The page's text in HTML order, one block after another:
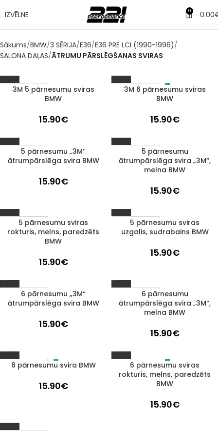
IZVĒLNE 0 0.00
Sākums BMW 3 SĒRIJA E36 E36 PRE LCI (1990-1996)
SALONA DAĻAS ĀTRUMU PĀRSLĒGŠANAS SVIRAS
1–3 D. D.
3M 5 pārnesumu sviras
BMW
15.90€
IZPĀRDOTS
3M 6 pārnesumu sviras
BMW
15.90€
1–3 D. D.
5 pārnesumu „3M“
ātrumpārslēga svira BMW
15.90€
1–3 D. D.
5 pārnesumu
ātrumpārslēga svira „3M“,
melna BMW
15.90€
1–3 D. D.
5 pārnesumu sviras
rokturis, melns, paredzēts
BMW
15.90€
1–3 D. D.
5 pārnesumu sviras
uzgalis, sudrabains BMW
15.90€
1–3 D. D.
6 pārnesumu „3M“
ātrumpārslēga svira BMW
15.90€
1–3 D. D.
6 pārnesumu
ātrumpārslēga svira „3M“,
melna BMW
15.90€
IZPĀRDOTS
6 pārnesumu svira BMW
15.90€
IZPĀRDOTS
6 pārnesumu sviras
rokturis, melns, paredzēts
BMW
15.90€